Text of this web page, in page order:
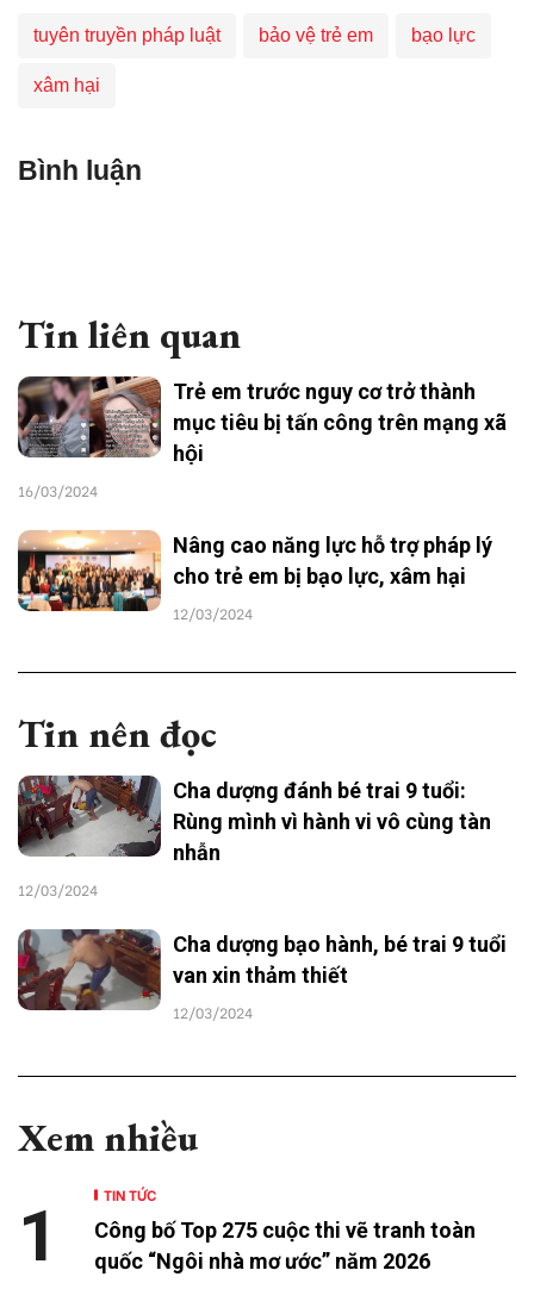
tuyên truyền pháp luật bảo vệ trẻ em bạo lực
xâm hại
Bình luận
Tin liên quan
Trẻ em trước nguy cơ trở thành
mục tiêu bị tấn công trên mạng xã
hội
16/03/2024
Nâng cao năng lực hỗ trợ pháp lý
cho trẻ em bị bạo lực, xâm hại
12/03/2024
Tin nên đọc
Cha dượng đánh bé trai 9 tuổi:
Rùng mình vì hành vi vô cùng tàn
nhẫn
12/03/2024
Cha dượng bạo hành, bé trai 9 tuổi
van xin thảm thiết
12/03/2024
Xem nhiều
TIN TỨC
Công bố Top 275 cuộc thi vẽ tranh toàn
quốc “Ngôi nhà mơ ước” năm 2026
1